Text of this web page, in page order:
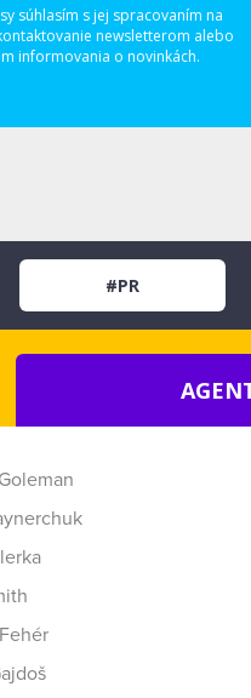
súhlasím s jej spracovaním na
newsletterom alebo
informovania o novinkách.
#PR